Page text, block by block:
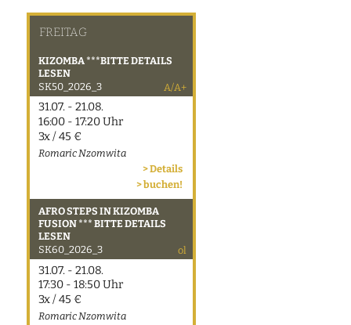
FREITAG
KIZOMBA ***BITTE DETAILS
LESEN
SK50_2026_3
A/A+
31.07. - 21.08.
16:00 - 17:20 Uhr
3x / 45 €
Romaric Nzomwita
> Details
> buchen!
AFRO STEPS IN KIZOMBA
FUSION *** BITTE DETAILS
LESEN
SK60_2026_3
ol
31.07. - 21.08.
17:30 - 18:50 Uhr
3x / 45 €
Romaric Nzomwita